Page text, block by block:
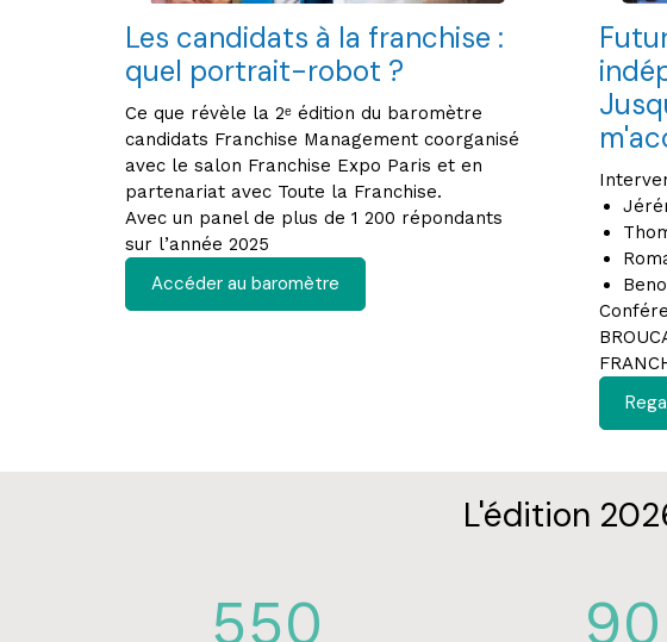
Les candidats à la franchise :
quel portrait-robot ?
Ce que révèle la 2ᵉ édition du baromètre
candidats Franchise Management coorganisé
avec le salon Franchise Expo Paris et en
partenariat avec Toute la Franchise.
Avec un panel de plus de 1 200 répondants
sur l’année 2025
Accéder au baromètre
L'édition
550 90